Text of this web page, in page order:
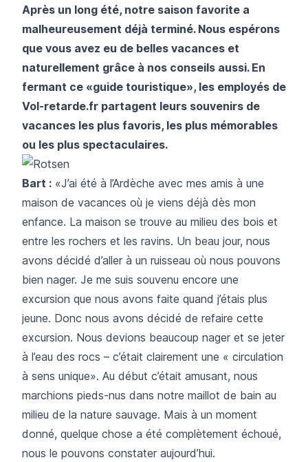
Après un long été, notre saison favorite a
malheureusement déjà terminé. Nous espérons
que vous avez eu de belles vacances et
naturellement grâce à nos conseils aussi. En
fermant ce «guide touristique», les employés de
Vol-retarde.fr partagent leurs souvenirs de
vacances les plus favoris, les plus mémorables
ou les plus spectaculaires.
Bart : «J’ai été à l’Ardèche avec mes amis à une
maison de vacances où je viens déjà dès mon
enfance. La maison se trouve au milieu des bois et
entre les rochers et les ravins. Un beau jour, nous
avons décidé d’aller à un ruisseau où nous pouvons
bien nager. Je me suis souvenu encore une
excursion que nous avons faite quand j’étais plus
jeune. Donc nous avons décidé de refaire cette
excursion. Nous devions beaucoup nager et se jeter
à l’eau des rocs – c’était clairement une « circulation
à sens unique». Au début c’était amusant, nous
marchions pieds-nus dans notre maillot de bain au
milieu de la nature sauvage. Mais à un moment
donné, quelque chose a été complètement échoué,
nous le pouvons constater aujourd’hui.